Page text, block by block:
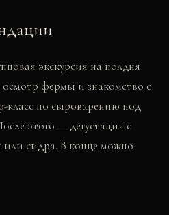
экскурсия на полдня
фермы и знакомство с
класс по сыроварению под
этого — дегустация с
или сидра. В конце можно